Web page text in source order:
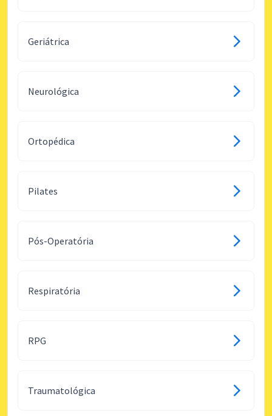
Geriátrica
Neurológica
Ortopédica
Pilates
Pós-Operatória
Respiratória
RPG
Traumatológica